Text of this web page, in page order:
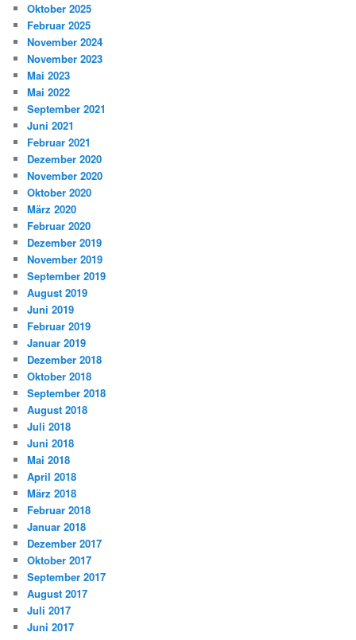
Oktober 2025
Februar 2025
November 2024
November 2023
Mai 2023
Mai 2022
September 2021
Juni 2021
Februar 2021
Dezember 2020
November 2020
Oktober 2020
März 2020
Februar 2020
Dezember 2019
November 2019
September 2019
August 2019
Juni 2019
Februar 2019
Januar 2019
Dezember 2018
Oktober 2018
September 2018
August 2018
Juli 2018
Juni 2018
Mai 2018
April 2018
März 2018
Februar 2018
Januar 2018
Dezember 2017
Oktober 2017
September 2017
August 2017
Juli 2017
Juni 2017